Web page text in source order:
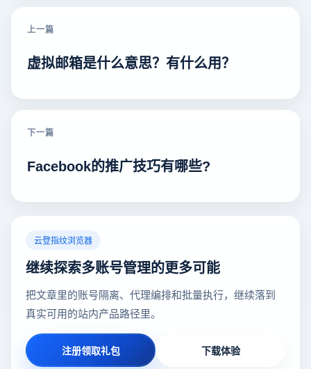
上一篇
虚拟邮箱是什么意思？有什么用？
下一篇
Facebook的推广技巧有哪些?
云登指纹浏览器
继续探索多账号管理的更多可能
把文章里的账号隔离、代理编排和批量执行，继续落到
真实可用的站内产品路径里。
注册领取礼包 下载体验